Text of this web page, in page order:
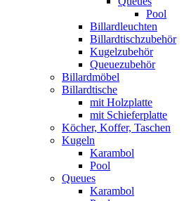
Pool
Billardleuchten
Billardtischzubehör
Kugelzubehör
Queuezubehör
Billardmöbel
Billardtische
mit Holzplatte
mit Schieferplatte
Köcher, Koffer, Taschen
Kugeln
Karambol
Pool
Queues
Karambol